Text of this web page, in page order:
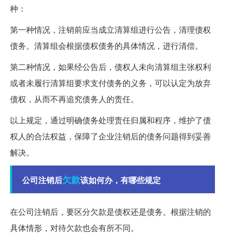
种：
第一种情况，注销前应当成立清算组进行公告，清理债权
债务。清算组会根据债权债务的具体情况，进行清偿。
第二种情况，如果经公告后，债权人未向清算组主张权利
或者未履行清算组要求支付债务的义务，可以认定为放弃
债权，从而不再追究债务人的责任。
以上规定，通过明确债务处理责任归属和程序，维护了债
权人的合法权益，保障了企业注销后的债务问题得到妥善
解决。
公司注销后欠款该如何办，有哪些规定
在公司注销后，要区分欠款是债权还是债务。根据注销的
具体情形，对待欠款也会有所不同。